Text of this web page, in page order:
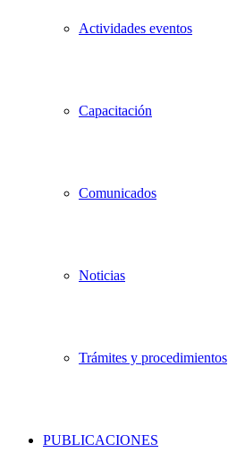
Actividades eventos
Capacitación
Comunicados
Noticias
Trámites y procedimientos
PUBLICACIONES